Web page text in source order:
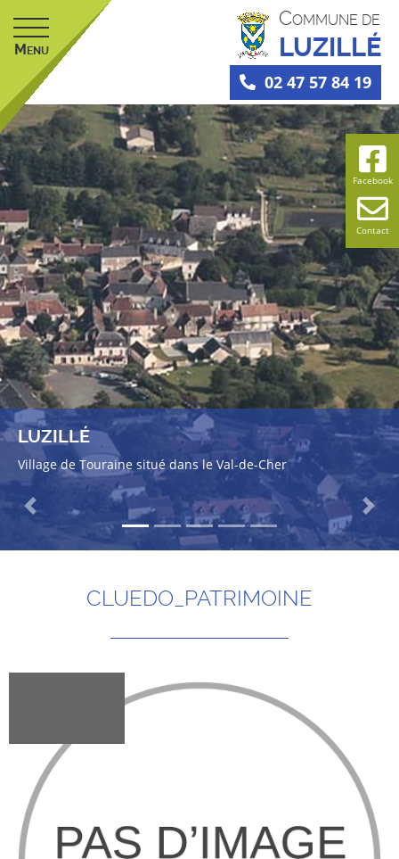
Facebook
Contact
M ENU
COMMUNE DE
LUZILLÉ
02 47 57 84 19
LUZILLÉ
Village de Touraine situé dans le Val-de-Cher
Previous Next
CLUEDO_PATRIMOINE